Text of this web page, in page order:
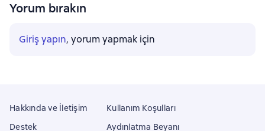
Yorum bırakın
Giriş yapın, yorum yapmak için
Hakkında ve İletişim
Destek
Kullanım Koşulları
Aydınlatma Beyanı